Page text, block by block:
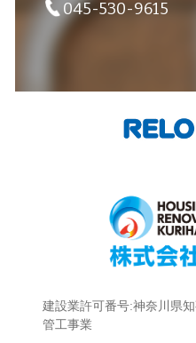
045-530-9615
建設業許可番号:神奈川県
管工事業